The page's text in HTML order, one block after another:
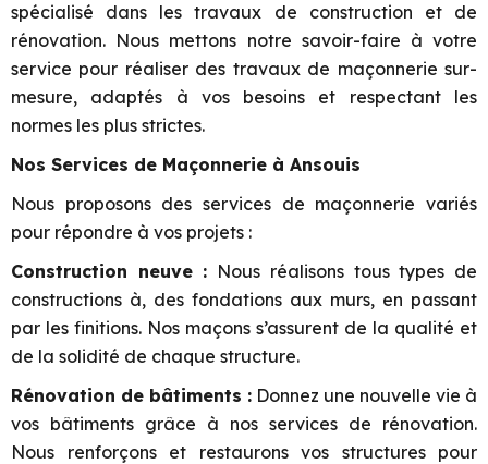
spécialisé dans les travaux de construction et de
rénovation. Nous mettons notre savoir-faire à votre
service pour réaliser des travaux de maçonnerie sur-
mesure, adaptés à vos besoins et respectant les
normes les plus strictes.
Nos Services de Maçonnerie à Ansouis
Nous proposons des services de maçonnerie variés
pour répondre à vos projets :
Construction neuve : Nous réalisons tous types de
constructions à, des fondations aux murs, en passant
par les finitions. Nos maçons s’assurent de la qualité et
de la solidité de chaque structure.
Rénovation de bâtiments : Donnez une nouvelle vie à
vos bâtiments grâce à nos services de rénovation.
Nous renforçons et restaurons vos structures pour